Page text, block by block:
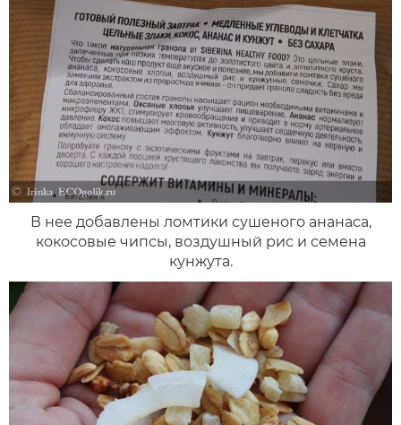
В нее добавлены ломтики сушеного ананаса,
кокосовые чипсы, воздушный рис и семена
кунжута.